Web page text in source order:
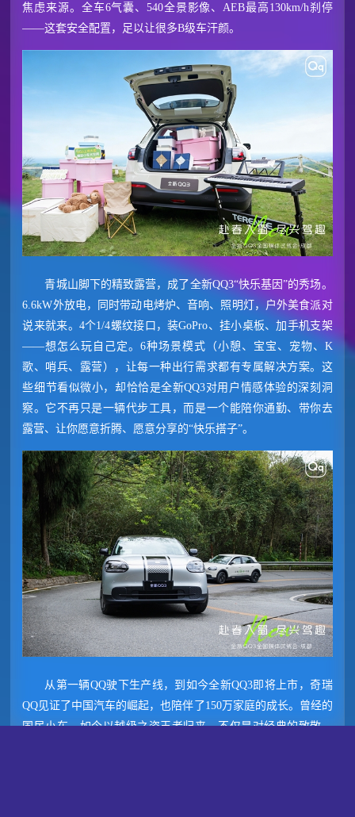
焦虑来源。全车6气囊、540全景影像、AEB最高130km/h刹停
——这套安全配置，足以让很多B级车汗颜。
青城山脚下的精致露营，成了全新QQ3“快乐基因”的秀场。
6.6kW外放电，同时带动电烤炉、音响、照明灯，户外美食派对
说来就来。4个1/4螺纹接口，装GoPro、挂小桌板、加手机支架
——想怎么玩自己定。6种场景模式（小憩、宝宝、宠物、K
歌、哨兵、露营），让每一种出行需求都有专属解决方案。这
些细节看似微小，却恰恰是全新QQ3对用户情感体验的深刻洞
察。它不再只是一辆代步工具，而是一个能陪你通勤、带你去
露营、让你愿意折腾、愿意分享的“快乐搭子”。
从第一辆QQ驶下生产线，到如今全新QQ3即将上市，奇瑞
QQ见证了中国汽车的崛起，也陪伴了150万家庭的成长。曾经的
国民小车，如今以越级之姿王者归来，不仅是对经典的致敬，